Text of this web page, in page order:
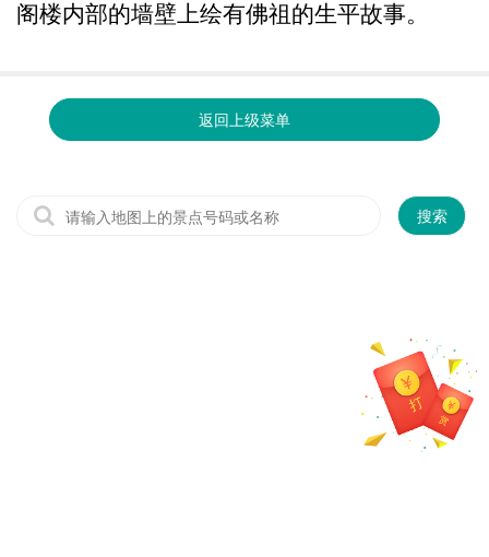
阁楼内部的墙壁上绘有佛祖的生平故事。
返回上级菜单
搜索